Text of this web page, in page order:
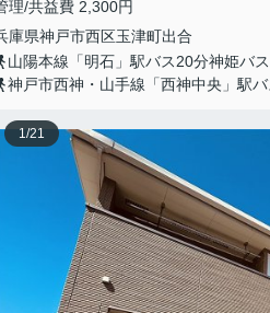
理/共益費 2,300円
庫県神戸市西区玉津町出合
山陽本線「明石」駅バス20分神姫バ
神戸市西神・山手線「西神中央」駅
1/21